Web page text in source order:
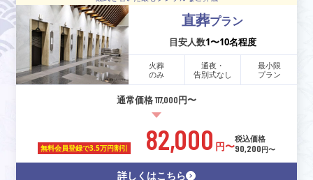
直葬プラン
目安人数1〜10名程度
火葬
のみ
通夜・
告別式なし
最小限
プラン
通常価格 117,000円〜
無料会員登録で3.5万円割引 82,000 円〜
税込価格
90,200円〜
詳しくはこちら